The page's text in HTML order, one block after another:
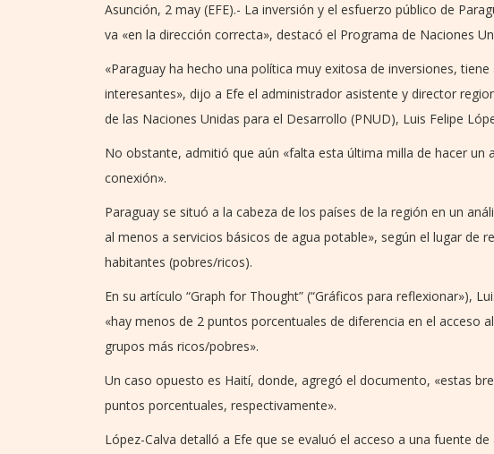
Asunción, 2 may (EFE).- La inversión y el esfuerzo público de
va «en la dirección correcta», destacó el Programa de Naciones
«Paraguay ha hecho una política muy exitosa de inversiones,
interesantes», dijo a Efe el administrador asistente y director
de las Naciones Unidas para el Desarrollo (PNUD), Luis Felipe
No obstante, admitió que aún «falta esta última milla de hacer un
conexión».
Paraguay se situó a la cabeza de los países de la región en un
al menos a servicios básicos de agua potable», según el lugar de
habitantes (pobres/ricos).
En su artículo “Graph for Thought” (“Gráficos para reflexionar»),
«hay menos de 2 puntos porcentuales de diferencia en el acceso
grupos más ricos/pobres».
Un caso opuesto es Haití, donde, agregó el documento, «estas
puntos porcentuales, respectivamente».
López-Calva detalló a Efe que se evaluó el acceso a una fuente